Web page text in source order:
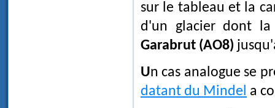
sur le tableau et la
d'un glacier dont
Garabrut (AO8)
Un cas analogue se
datant du Mindel a